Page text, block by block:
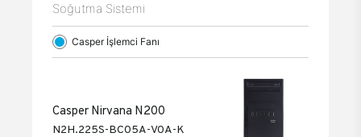
Soğutma Sistemi
Casper İşlemci Fanı
Casper Nirvana N200
N2H.225S-BC05A-V0A-K